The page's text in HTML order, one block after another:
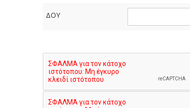
ΔΟΥ